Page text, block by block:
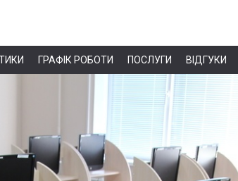
ГРАФІК РОБОТИ ПОСЛУГИ ВІДГУКИ